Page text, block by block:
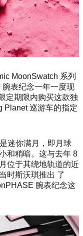
MoonSwatch 系列
腕表纪念一年一度现
定期限内购买这款独
Planet 巡游车的指定
迷你满月，即月球
和稍暗。这与去年 8
位于其绕地轨道的近
时斯沃琪推出 了
nPHASE 腕表纪念这